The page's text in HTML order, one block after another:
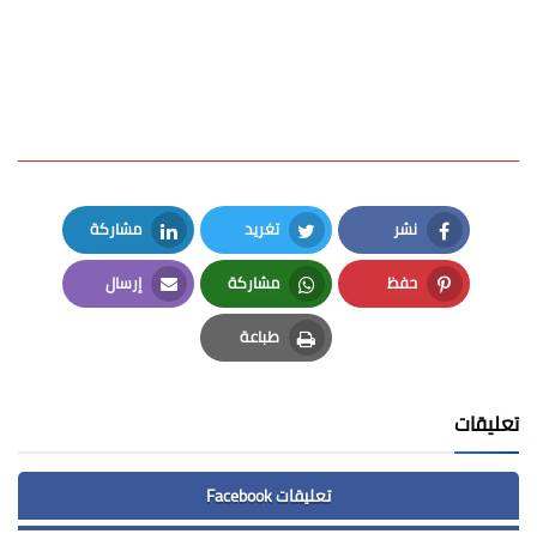
نشر
Facebook
تغريد
Twitter
مشاركة
LinkedIn
حفظ
Pinterest
مشاركة
Whatsapp
إرسال
Email
طباعة
Print
تعليقات
تعليقات Facebook